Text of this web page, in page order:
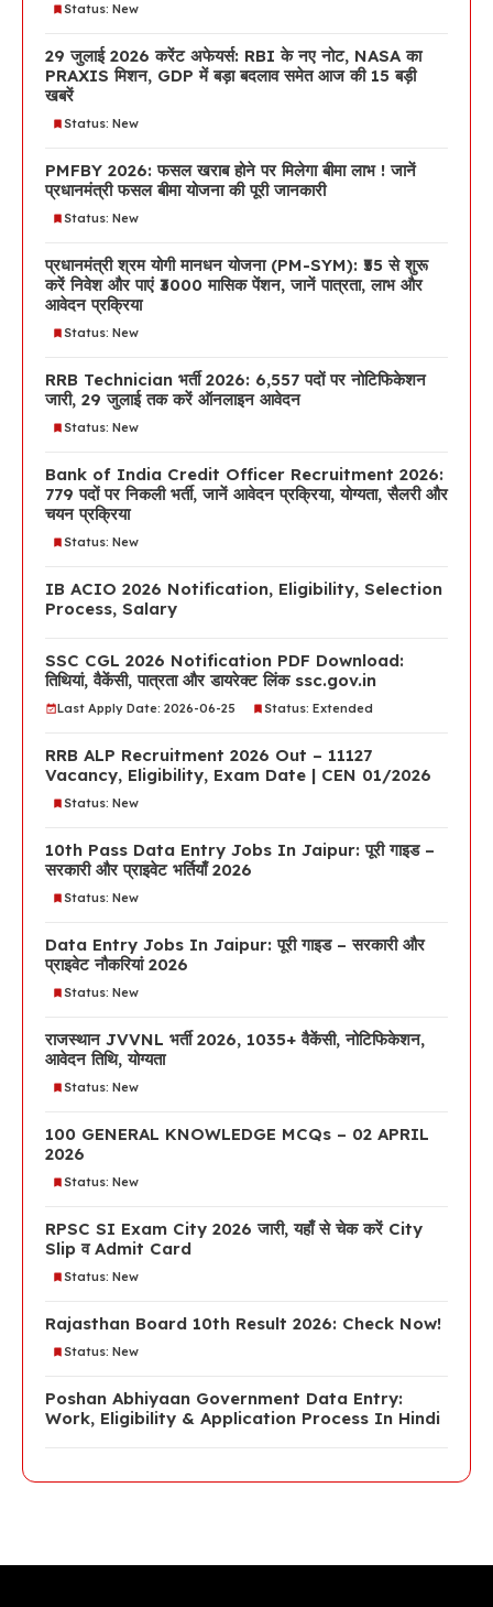
Status: New
29 जुलाई 2026 करेंट अफेयर्स: RBI के नए नोट, NASA का
PRAXIS मिशन, GDP में बड़ा बदलाव समेत आज की 15 बड़ी
खबरें
Status: New
PMFBY 2026: फसल खराब होने पर मिलेगा बीमा लाभ ! जानें
प्रधानमंत्री फसल बीमा योजना की पूरी जानकारी
Status: New
प्रधानमंत्री श्रम योगी मानधन योजना (PM-SYM): ₹55 से शुरू
करें निवेश और पाएं ₹3000 मासिक पेंशन, जानें पात्रता, लाभ और
आवेदन प्रक्रिया
Status: New
RRB Technician भर्ती 2026: 6,557 पदों पर नोटिफिकेशन
जारी, 29 जुलाई तक करें ऑनलाइन आवेदन
Status: New
Bank of India Credit Officer Recruitment 2026:
779 पदों पर निकली भर्ती, जानें आवेदन प्रक्रिया, योग्यता, सैलरी और
चयन प्रक्रिया
Status: New
IB ACIO 2026 Notification, Eligibility, Selection
Process, Salary
SSC CGL 2026 Notification PDF Download:
तिथियां, वैकेंसी, पात्रता और डायरेक्ट लिंक ssc.gov.in
Last Apply Date: 2026-06-25 Status: Extended
RRB ALP Recruitment 2026 Out – 11127
Vacancy, Eligibility, Exam Date | CEN 01/2026
Status: New
10th Pass Data Entry Jobs In Jaipur: पूरी गाइड –
सरकारी और प्राइवेट भर्तियाँ 2026
Status: New
Data Entry Jobs In Jaipur: पूरी गाइड – सरकारी और
प्राइवेट नौकरियां 2026
Status: New
राजस्थान JVVNL भर्ती 2026, 1035+ वैकेंसी, नोटिफिकेशन,
आवेदन तिथि, योग्यता
Status: New
100 GENERAL KNOWLEDGE MCQs – 02 APRIL
2026
Status: New
RPSC SI Exam City 2026 जारी, यहाँ से चेक करें City
Slip व Admit Card
Status: New
Rajasthan Board 10th Result 2026: Check Now!
Status: New
Poshan Abhiyaan Government Data Entry:
Work, Eligibility & Application Process In Hindi